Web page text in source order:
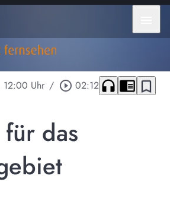
12:00 Uhr / play_circle_outline 02:12 headphones chrome_reader_mode bookmark_border
das